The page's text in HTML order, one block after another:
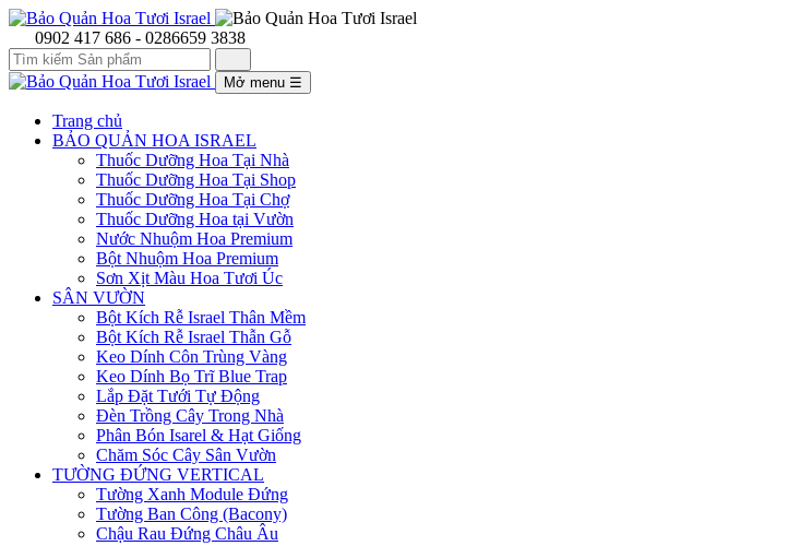
0902 417 686 - 0286659 3838
Mở menu ☰
Trang chủ
BẢO QUẢN HOA ISRAEL
Thuốc Dưỡng Hoa Tại Nhà
Thuốc Dưỡng Hoa Tại Shop
Thuốc Dưỡng Hoa Tại Chợ
Thuốc Dưỡng Hoa tại Vườn
Nước Nhuộm Hoa Premium
Bột Nhuộm Hoa Premium
Sơn Xịt Màu Hoa Tươi Úc
SÂN VƯỜN
Bột Kích Rễ Israel Thân Mềm
Bột Kích Rễ Israel Thẫn Gỗ
Keo Dính Côn Trùng Vàng
Keo Dính Bọ Trĩ Blue Trap
Lắp Đặt Tưới Tự Động
Đèn Trồng Cây Trong Nhà
Phân Bón Isarel & Hạt Giống
Chăm Sóc Cây Sân Vườn
TƯỜNG ĐỨNG VERTICAL
Tường Xanh Module Đứng
Tường Ban Công (Bacony)
Chậu Rau Đứng Châu Âu